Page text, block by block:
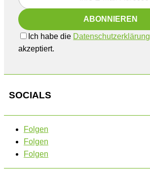
Ich habe die Datenschutzerklärung
akzeptiert.
SOCIALS
Folgen
Folgen
Folgen